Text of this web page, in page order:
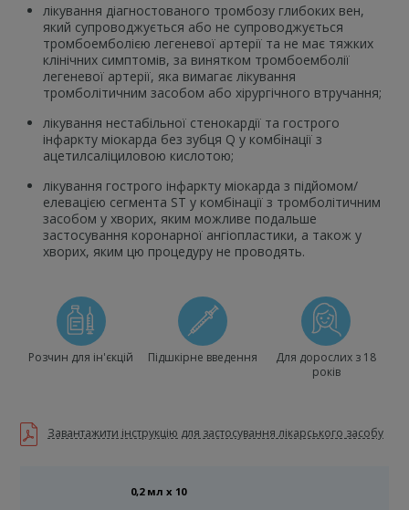
лікування діагностованого тромбозу глибоких вен,
який супроводжується або не супроводжується
тромбоемболією легеневої артерії та не має тяжких
клінічних симптомів, за винятком тромбоемболії
легеневої артерії, яка вимагає лікування
тромболітичним засобом або хірургічного втручання;
лікування нестабільної стенокардії та гострого
інфаркту міокарда без зубця Q у комбінації з
ацетилсаліциловою кислотою;
лікування гострого інфаркту міокарда з підйомом/
елевацією сегмента ST у комбінації з тромболітичним
засобом у хворих, яким можливе подальше
застосування коронарної ангіопластики, а також у
хворих, яким цю процедуру не проводять.
Розчин для ін'єкцій Підшкірне введення
Для дорослих з 18
років
Завантажити інструкцію для застосування лікарського засобу
0,2 мл x 10